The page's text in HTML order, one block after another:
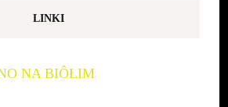
LINKI
NA BIÔŁIM